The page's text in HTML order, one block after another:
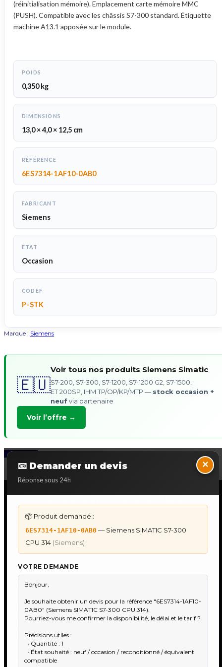
(réinitialisation mémoire). Emplacement carte mémoire MMC
(PUSH). Compatible avec les châssis S7-300 standard. Étiquette
machine A13.1 apposée sur le module.
POIDS
0,350 kg
DIMENSIONS
13,0 × 4,0 × 12,5 cm
RÉFÉRENCE
6ES7314-1AF10-0AB0
FABRICANT
Siemens
ETAT
Occasion
CODEF
P-STK
Marque : Siemens
🇪🇺
Voir tous nos produits Siemens Simatic
S7-200, S7-300, S7-1200, S7-1200 G2, S7-1500,
ET 200SP, IHM TP/OP/KP/MTP — stock occasion +
neufvia partenaire
Voir l’offre →
📧 Demander un devis
Réponse sous 24h
×
📦 Produit demandé :
6ES7314-1AF10-0AB0 — Siemens SIMATIC S7-300
CPU 314 (Siemens)
VOTRE DEMANDE
Back to Top
DÉPANNAGE AUTOMATES
Dépannage Schneider Modicon
Dépannage Mitsubishi Melsec
Dépannage ABB AC500
IHM & PUPITRES
IHM Lauer PCS — Récupération Programme
IHM Lauer GAME & PCS — Programme
Maintenance Automatisme Industriel
Recherche & Sourcing piéce rare